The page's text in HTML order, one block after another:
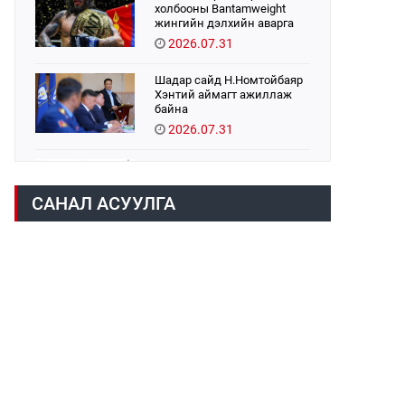
холбооны Bantamweight
жингийн дэлхийн аварга
Б.Энх-Оргил аваргын бүс
хамгаалах тулаанаа
2026.07.31
Шадар сайд Н.Номтойбаяр
Хэнтий аймагт ажиллаж
байна
2026.07.31
2026.07.31
САНАЛ АСУУЛГА